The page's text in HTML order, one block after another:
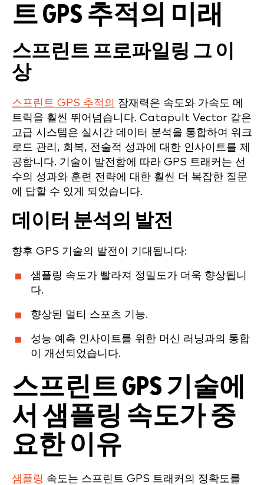
트 GPS 추적의 미래
스프린트 프로파일링 그 이
상
스프린트 GPS 추적의 잠재력은 속도와 가속도 메
트릭을 훨씬 뛰어넘습니다. Catapult Vector 같은
고급 시스템은 실시간 데이터 분석을 통합하여 워크
로드 관리, 회복, 전술적 성과에 대한 인사이트를 제
공합니다. 기술이 발전함에 따라 GPS 트래커는 선
수의 성과와 훈련 전략에 대한 훨씬 더 복잡한 질문
에 답할 수 있게 되었습니다.
데이터 분석의 발전
향후 GPS 기술의 발전이 기대됩니다:
샘플링 속도가 빨라져 정밀도가 더욱 향상됩니
다.
향상된 멀티 스포츠 기능.
성능 예측 인사이트를 위한 머신 러닝과의 통합
이 개선되었습니다.
스프린트 GPS 기술에
서 샘플링 속도가 중
요한 이유
샘플링 속도는 스프린트 GPS 트래커의 정확도를